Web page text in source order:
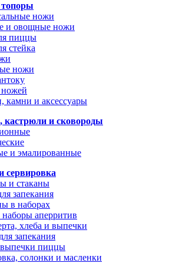
ножи
и овощные ножи
пиццы
стейка
ножи
камни и аксессуары
кастрюли и сковороды
и эмалированные
сервировка
и стаканы
запекания
в наборах
аперритив
хлеба и выпечки
запекания
выпечки пиццы
солонки и масленки